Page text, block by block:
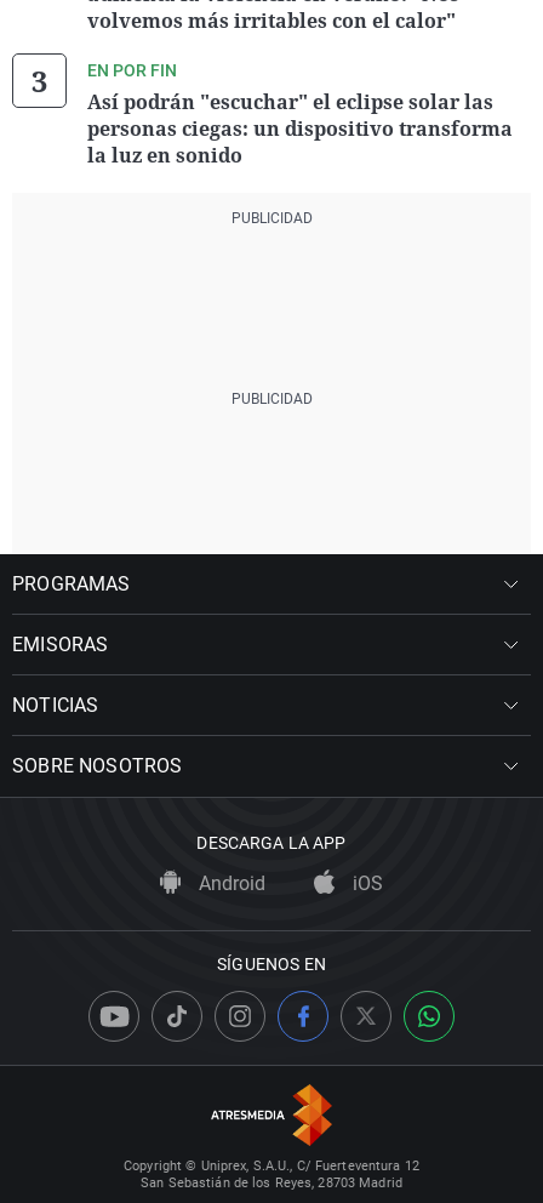
volvemos más irritables con el calor"
EN POR FIN
Así podrán "escuchar" el eclipse solar las
personas ciegas: un dispositivo transforma
la luz en sonido
PROGRAMAS
EMISORAS
NOTICIAS
SOBRE NOSOTROS
DESCARGA LA APP
Android iOS
SÍGUENOS EN
Copyright © Uniprex, S.A.U., C/ Fuerteventura 12
San Sebastián de los Reyes, 28703 Madrid